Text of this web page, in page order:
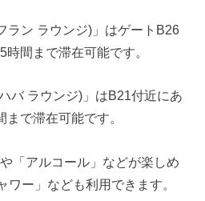
ラン ラウンジ)」はゲートB26
間まで滞在可能です。
バ ラウンジ)」はB21付近にあ
で滞在可能です。
「アルコール」などが楽しめ
ワー」なども利用できます。